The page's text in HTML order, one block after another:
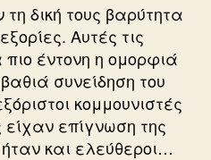
δική τους βαρύτητα
Αυτές τις
έντονη η ομορφιά
συνείδηση του
κομμουνιστές
είχαν επίγνωση της
και ελεύθεροι…